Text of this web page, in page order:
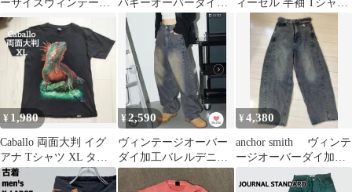
ーサイズヴィンテージ
メイクデニムシャツ
バギーオーバーダイ汚
れ加工デニム 完売品
ィーゼル 半袖 Tシャツ
オーバーダイ加工 オー
バルD
¥ 1,980
Caballo 両面大判 イグ
アナ Tシャツ XL タイ
ダイ アニマル カバロ
¥2,590
ヴィンテージオーバー
ダイ加工バレルデニム
パンツ
¥4,380
anchor smith ヴィンテ
ージオーバーダイ加工
バレルデニムパンツ